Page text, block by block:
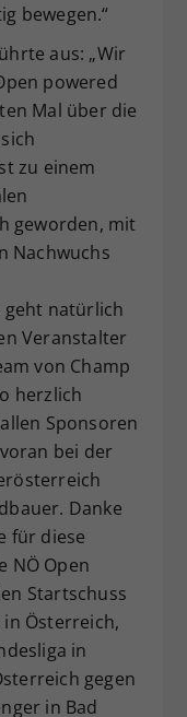
bewegen.“
aus: „Wir
powered
Mal über die
zu einem
geworden, mit
Nachwuchs
geht natürlich
Veranstalter
von Champ
herzlich
Sponsoren
bei der
Danke
für diese
NÖ Open
Startschuss
Österreich,
in
gegen
in Bad